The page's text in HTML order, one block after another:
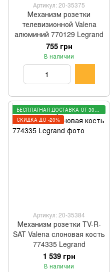
Артикул: 20-35375
Механизм розетки
телевизионной Valena
алюминий 770129 Legrand
755 грн
В наличии
БЕСПЛАТНАЯ ДОСТАВКА ОТ 3000 ГРН
СКИДКА ДО -20%
Артикул: 20-35384
Механизм розетки TV-R-
SAT Valena слоновая кость
774335 Legrand
1 539 грн
В наличии